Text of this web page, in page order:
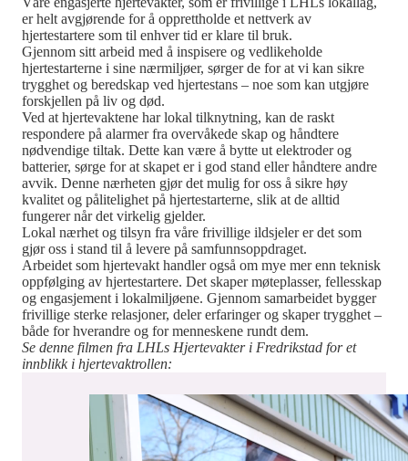
er helt avgjørende for å opprettholde et nettverk av
hjertestartere som til enhver tid er klare til bruk.
Gjennom sitt arbeid med å inspisere og vedlikeholde
hjertestarterne i sine nærmiljøer, sørger de for at vi kan sikre
trygghet og beredskap ved hjertestans – noe som kan utgjøre
forskjellen på liv og død.
Ved at hjertevaktene har lokal tilknytning, kan de raskt
respondere på alarmer fra overvåkede skap og håndtere
nødvendige tiltak. Dette kan være å bytte ut elektroder og
batterier, sørge for at skapet er i god stand eller håndtere andre
avvik. Denne nærheten gjør det mulig for oss å sikre høy
kvalitet og pålitelighet på hjertestarterne, slik at de alltid
fungerer når det virkelig gjelder.
Lokal nærhet og tilsyn fra våre frivillige ildsjeler er det som
gjør oss i stand til å levere på samfunnsoppdraget.
Arbeidet som hjertevakt handler også om mye mer enn teknisk
oppfølging av hjertestartere. Det skaper møteplasser, fellesskap
og engasjement i lokalmiljøene. Gjennom samarbeidet bygger
frivillige sterke relasjoner, deler erfaringer og skaper trygghet –
både for hverandre og for menneskene rundt dem.
Se denne filmen fra LHLs Hjertevakter i Fredrikstad for et
innblikk i hjertevaktrollen: